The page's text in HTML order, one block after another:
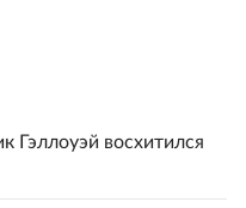
Гэллоуэй восхитился